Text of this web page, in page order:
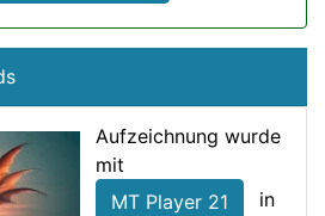
Aufzeichnung wurde
mit
MT Player 21
in